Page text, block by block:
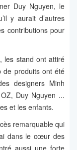
Duy Nguyen, le
y aurait d’autres
contributions pour
les stand ont attiré
de produits ont été
designers Minh
Duy Nguyen ...
et les enfants.
remarquable qui
dans le cœur des